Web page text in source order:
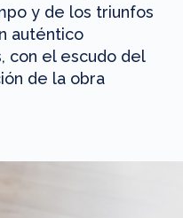
y de los triunfos
auténtico
con el escudo del
de la obra